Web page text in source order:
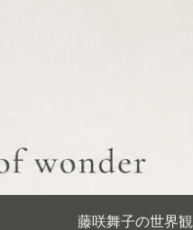
藤咲舞子の世界観